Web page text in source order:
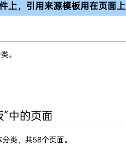
上，引用来源模板用在页面上
。
”中的页面
类，共58个页面。